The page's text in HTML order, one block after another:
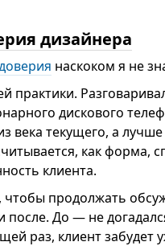
дизайнера
наскоком я не
практики.
дискового
века текущего, а
как форма,
клиента.
продолжать
после. До — не
раз, клиент забудет